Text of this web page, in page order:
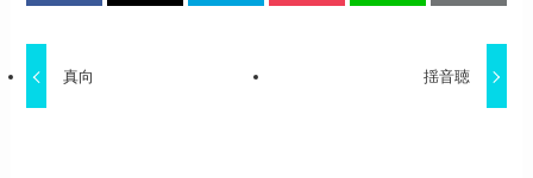
真向 揺音聴